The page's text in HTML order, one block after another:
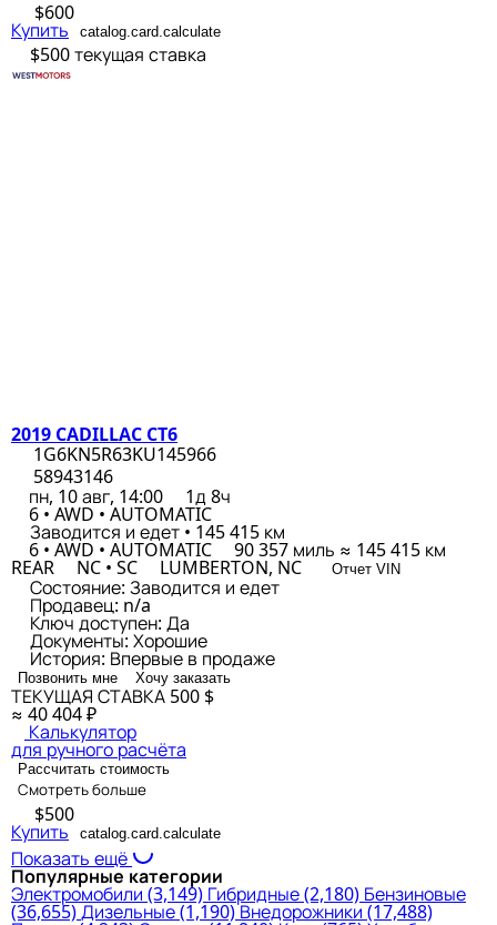
$600
Купить catalog.card.calculate
$500текущая ставка
2019 CADILLAC CT6
1G6KN5R63KU145966
58943146
пн, 10 авг, 14:00
1д 8ч
6 • AWD • AUTOMATIC
Заводится и едет • 145 415 км
6 • AWD • AUTOMATIC 90 357 миль ≈ 145 415 км
REAR NC • SC LUMBERTON, NC Отчет VIN
Состояние: Заводится и едет
Продавец: n/a
Ключ доступен: Да
Документы: Хорошие
История: Впервые в продаже
Позвонить мне Хочу заказать
ТЕКУЩАЯ СТАВКА 500 $
≈ 40 404 ₽
Калькулятор
для ручного расчёта
Рассчитать стоимость
Смотреть больше
$500
Купить catalog.card.calculate
Показать ещё
Популярные категории
Электромобили (3,149) Гибридные(2,180) Бензиновые
(36,655)Дизельные(1,190) Внедорожники (17,488)